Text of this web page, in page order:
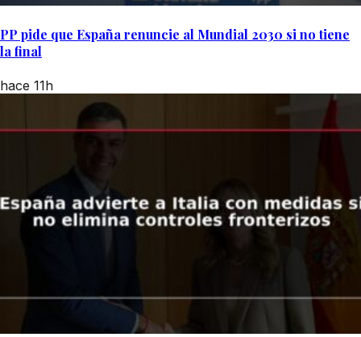
PP pide que España renuncie al Mundial 2030 si no tiene
la final
hace 11h